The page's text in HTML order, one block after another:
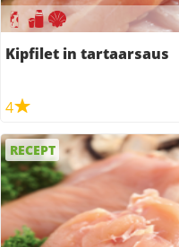
Kipfilet in tartaarsaus
4
RECEPT